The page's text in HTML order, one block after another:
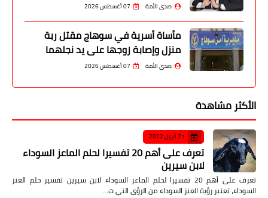
صدى الأمة 07 أغسطس 2026
مأساة أسرية في سوهاج مقتل ربة
منزل وإصابة زوجها على يد نجلهما
صدى الأمة 07 أغسطس 2026
الأكثر مشاهدة
21 أبريل 2022
تعرف على أهم 20 تفسيرا لحلم الماعز السوداء
لابن سيرين
تعرف على أهم 20 تفسيرا لحلم الماعز السوداء لابن سيرين تفسير حلم العنز
السوداء، تعتبر رؤية العنز السوداء من الرؤى التي ت…